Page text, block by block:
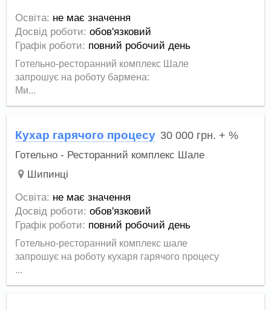
Освіта: не має значення
Досвід роботи: обов'язковий
Графік роботи: повний робочий день
Готельно-ресторанний комплекс Шале
запрошує на роботу бармена:
Ми...
Кухар гарячого процесу 30 000 грн. + %
Готельно - Ресторанний комплекс Шале
Шипинці
Освіта: не має значення
Досвід роботи: обов'язковий
Графік роботи: повний робочий день
Готельно-ресторанний комплекс шале
запрошує на роботу кухаря гарячого процесу
...